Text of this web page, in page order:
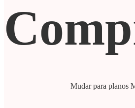
Mudar para planos